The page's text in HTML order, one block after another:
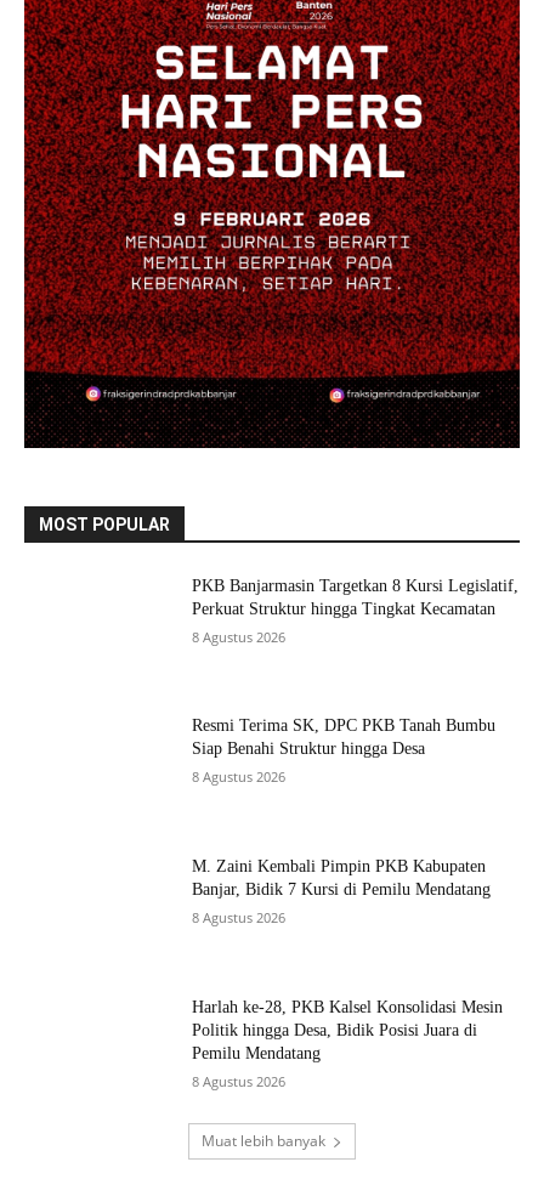
MOST POPULAR
PKB Banjarmasin Targetkan 8 Kursi Legislatif,
Perkuat Struktur hingga Tingkat Kecamatan
8 Agustus 2026
Resmi Terima SK, DPC PKB Tanah Bumbu
Siap Benahi Struktur hingga Desa
8 Agustus 2026
M. Zaini Kembali Pimpin PKB Kabupaten
Banjar, Bidik 7 Kursi di Pemilu Mendatang
8 Agustus 2026
Harlah ke-28, PKB Kalsel Konsolidasi Mesin
Politik hingga Desa, Bidik Posisi Juara di
Pemilu Mendatang
8 Agustus 2026
Muat lebih banyak